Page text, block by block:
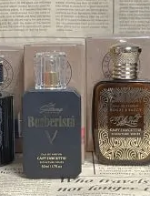
фирменной подписью.